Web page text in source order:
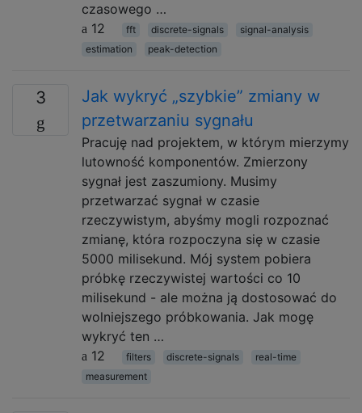
czasowego …
12
fft discrete-signals
signal-analysis
estimation
peak-detection
3
Jak wykryć „szybkie” zmiany w
przetwarzaniu sygnału
Pracuję nad projektem, w którym mierzymy
lutowność komponentów. Zmierzony
sygnał jest zaszumiony. Musimy
przetwarzać sygnał w czasie
rzeczywistym, abyśmy mogli rozpoznać
zmianę, która rozpoczyna się w czasie
5000 milisekund. Mój system pobiera
próbkę rzeczywistej wartości co 10
milisekund - ale można ją dostosować do
wolniejszego próbkowania. Jak mogę
wykryć ten …
12
filters discrete-signals
real-time
measurement